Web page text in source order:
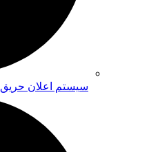
سیستم اعلان حریق